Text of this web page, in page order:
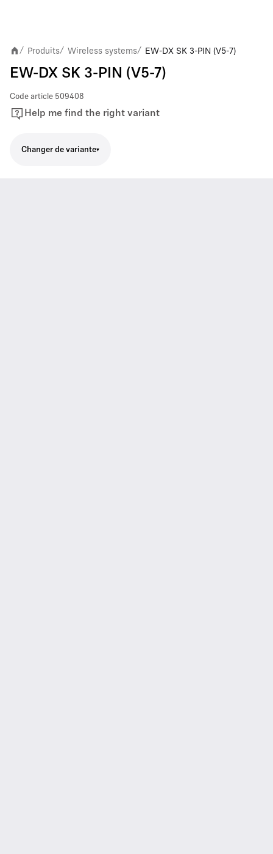
/ Produits/ Wireless systems/ EW-DX SK 3-PIN (V5-7)
EW-DX SK 3-PIN (V5-7)
Code article 509408
Help me find the right variant
Changer de variante